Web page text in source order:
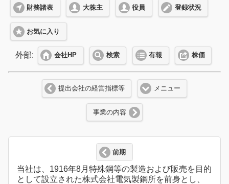
財務諸表 大株主 役員 登録状況
お気に入り
外部: 会社HP 検索 有報 株価
提出会社の経営指標等 メニュー
事業の内容
前期
当社は、1916年8月特殊鋼等の製造および販売を目的
として設立された株式会社電気製鋼所を前身とし、